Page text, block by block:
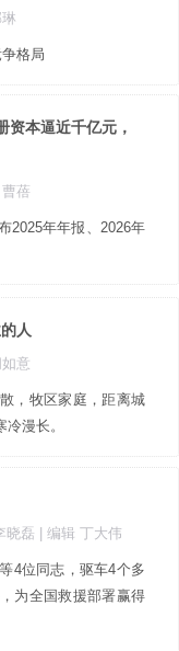
琳
格局
资本逼近千亿元，
曹蓓
2025年年报、2026年
人
如意
，牧区家庭，距离城
漫长。
晓磊 | 编辑 丁大伟
4位同志，驱车4个多
为全国救援部署赢得